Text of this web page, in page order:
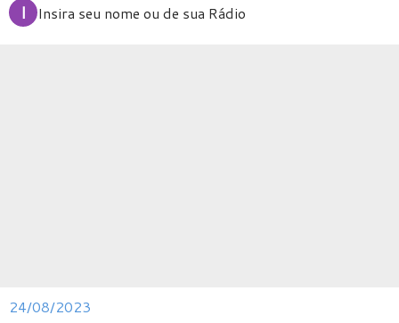
I Insira seu nome ou de sua Rádio
24/08/2023